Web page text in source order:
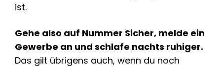
ist.
Gehe also auf Nummer Sicher, melde ein
Gewerbe an und schlafe nachts ruhiger.
Das gilt übrigens auch, wenn du noch